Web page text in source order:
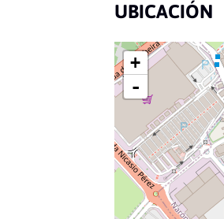
UBICACIÓN
+
-